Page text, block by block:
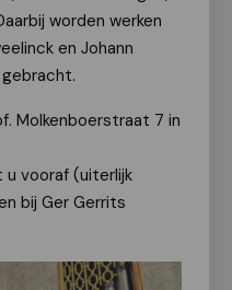
worden werken
en Johann
Molkenboerstraat 7 in
u vooraf (uiterlijk
bij Ger Gerrits